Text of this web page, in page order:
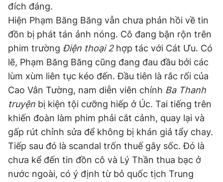
đích đáng.
Hiện Phạm Băng Băng vẫn chưa phản hồi về tin
đồn bị phát tán ảnh nóng. Cô đang bận rộn trên
phim trường Điện thoại 2hợp tác với Cát Ưu. Có
lẽ, Phạm Băng Băng cũng đang đau đầu bởi các
lùm xùm liên tục kéo đến. Đầu tiên là rắc rối của
Cao Vân Tường, nam diễn viên chính Ba Thanh
truyện bị kiện tội cưỡng hiếp ở Úc. Tai tiếng trên
khiến đoàn làm phim phải cắt cảnh, quay lại và
gấp rút chỉnh sửa để không bị khán giả tẩy chay.
Tiếp sau đó là scandal trốn thuế gây sốc. Đó là
chưa kể đến tin đồn cô và Lý Thần thua bạc ở
nước ngoài, có ý định từ bỏ quốc tịch Trung